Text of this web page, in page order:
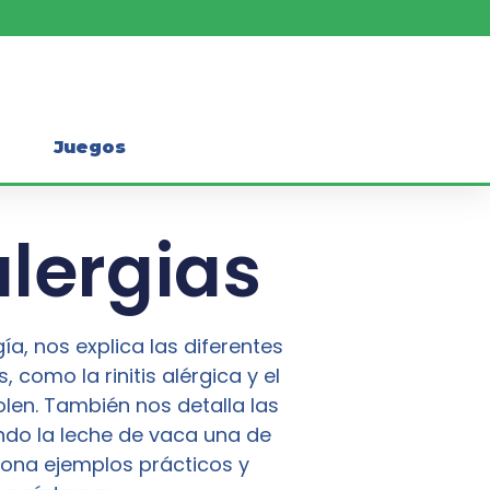
Juegos
nos explica las diferentes
como la rinitis alérgica y el
También nos detalla las
la leche de vaca una de
ejemplos prácticos y